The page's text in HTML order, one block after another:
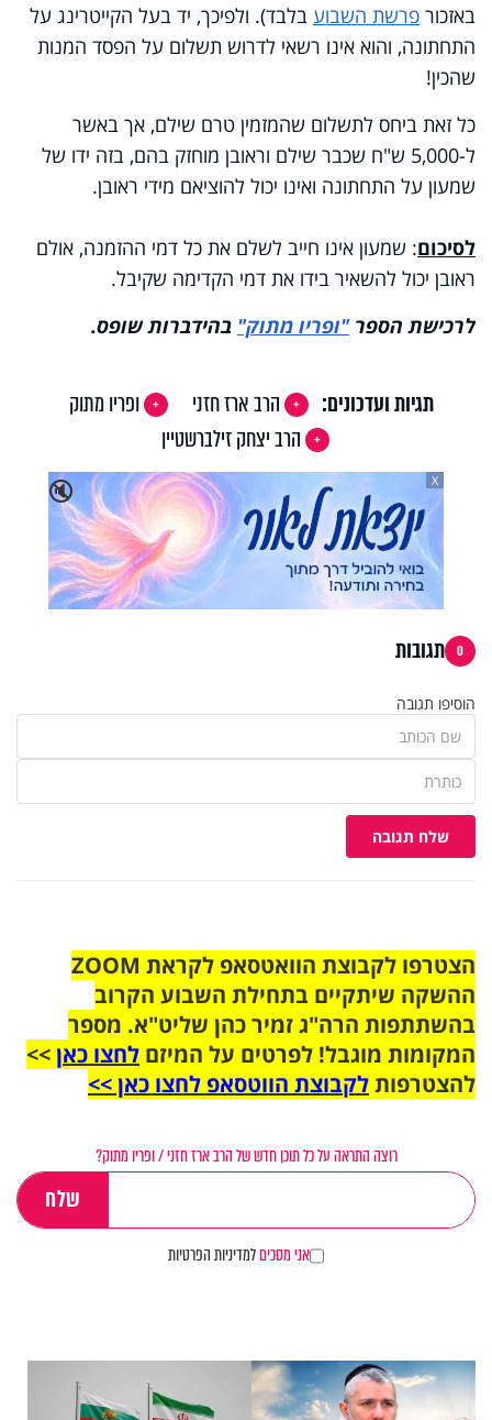
באזכור פרשת השבוע בלבד). ולפיכך, יד בעל הקייטרינג על
התחתונה, והוא אינו רשאי לדרוש תשלום על הפסד המנות
שהכין!
כל זאת ביחס לתשלום שהמזמין טרם שילם, אך באשר
ל-5,000 ש"ח שכבר שילם וראובן מוחזק בהם, בזה ידו של
שמעון על התחתונה ואינו יכול להוציאם מידי ראובן.
לסיכום: שמעון אינו חייב לשלם את כל דמי ההזמנה, אולם
ראובן יכול להשאיר בידו את דמי הקדימה שקיבל.
לרכישת הספר"ופריו מתוק" בהידברות שופס.
תגיות ועדכונים: הרב ארז חזני
ופריו מתוק
הרב יצחק זילברשטיין
🔇
X
0 תגובות
הוסיפו תגובה
שלח תגובה
הצטרפו לקבוצת הוואטסאפ לקראת ZOOM
ההשקה שיתקיים בתחילת השבוע הקרוב
בהשתתפות הרה"ג זמיר כהן שליט"א. מספר
המקומות מוגבל! לפרטים על המיזם לחצו כאן>>
להצטרפותלקבוצת הווטסאפ לחצו כאן >>
רוצה התראה על כל תוכן חדש של הרב ארז חזני / ופריו מתוק?
אני מסכיםלמדיניות הפרטיות